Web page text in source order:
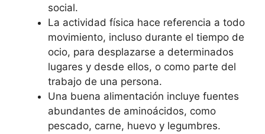
social.
La actividad física hace referencia a todo
movimiento, incluso durante el tiempo de
ocio, para desplazarse a determinados
lugares y desde ellos, o como parte del
trabajo de una persona.
Una buena alimentación incluye fuentes
abundantes de aminoácidos, como
pescado, carne, huevo y legumbres.